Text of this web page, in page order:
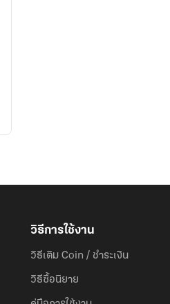
วิธีการใช้งาน
วิธีเติม Coin / ชำระเงิน
วิธีซื้อนิยาย